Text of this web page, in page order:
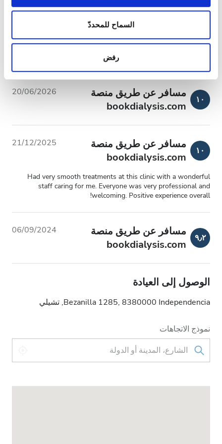
الزيارات الواردة إلينا. إضافةً إلى ذلك، فنحن نشارك
المعلومات حول استخدامك لموقعنا مع شركائنا من الشبكات
الاجتماعية وشركاء الإعلانات وتحليل البيانات الذين يمكنهم
إضافة هذه المعلومات إلى معلومات أخرى تقدمها لهم أو
معلومات أخرى يحصلون عليها من استخدامك لخدماتهم.
السماح للمحددّ
رفض
مسافر عن طريق منصة
bookdialysis.com
06/07/2026
Pessoal da clínica muito educado e atencioso. Máquinas em
١٠
مسافر عن طريق منصة
bookdialysis.com
20/06/2026
١٠
مسافر عن طريق منصة
bookdialysis.com
21/12/2025
Had very smooth treatments at this clinic with a wonderful
staff caring for me. Everyone was very professional and
welcoming. Positive experience overall!
٩٫٢
مسافر عن طريق منصة
bookdialysis.com
06/09/2024
الوصول إلى العيادة
Bezanilla 1285, 8380000 Independencia, تشيلي
نموذج الاتجاهات